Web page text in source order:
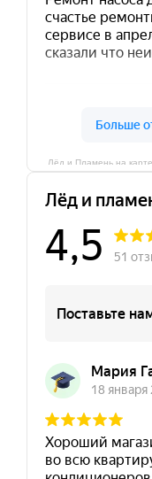
Лёд и Пламень на